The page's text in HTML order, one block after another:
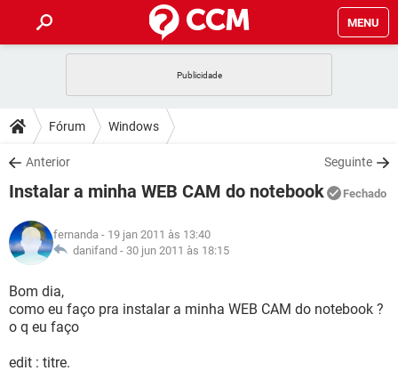
MENU
CELULAR
OUTLOOK
INSTAGRAM GMAIL
GUIA DE COMPRAS
DICAS
JOGOS
INSTAGRAM
GUIA DE COMPRAS
DOWNLOADS
JOGOS WHATSAPP
CELULAR
OUTLOOK EXCEL
INSTAGRAM
GUIA DE COMPRAS
JOGOS
CELULAR
OUTLOOK
INSTAGRAM
GUIA DE COMPRAS
GLOSSÁRIO
JOGOS
CELULAR FACEBOOK
Fórum Windows
Anterior Seguinte
Instalar a minha WEB CAM do notebook Fechado
fernanda - 19 jan 2011 às 13:40
danifand - 30 jun 2011 às 18:15
Bom dia,
como eu faço pra instalar a minha WEB CAM do notebook ?
o q eu faço
edit : titre.